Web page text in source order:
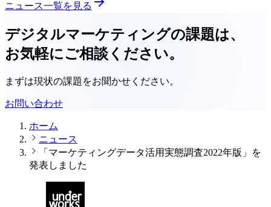
ニュース一覧を見る
デジタルマーケティングの課題は、
お気軽にご相談ください。
まずは現状の課題をお聞かせください。
お問い合わせ
ホーム
ニュース
「マーケティングデータ活用実態調査2022年版」を
発表しました